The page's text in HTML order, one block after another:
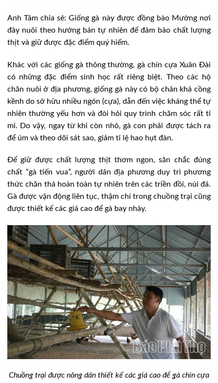
Anh Tâm chia sẻ: Giống gà này được đồng bào Mường nơi
đây nuôi theo hướng bán tự nhiên để đảm bảo chất lượng
thịt và giữ được đặc điểm quý hiếm.
Khác với các giống gà thông thường, gà chín cựa Xuân Đài
có những đặc điểm sinh học rất riêng biệt. Theo các hộ
chăn nuôi ở địa phương, giống gà này có bộ chân khá cồng
kềnh do sở hữu nhiều ngón (cựa), dẫn đến việc kháng thể tự
nhiên thường yếu hơn và đòi hỏi quy trình chăm sóc rất tỉ
mỉ. Do vậy, ngay từ khi còn nhỏ, gà con phải được tách ra
để úm và theo dõi sát sao, giảm tỉ lệ hao hụt đàn.
Để giữ được chất lượng thịt thơm ngon, săn chắc đúng
chất “gà tiến vua”, người dân địa phương duy trì phương
thức chăn thả hoàn toàn tự nhiên trên các triền đồi, núi đá.
Gà được vận động liên tục, thậm chí trong chuồng trại cũng
được thiết kế các giá cao để gà bay nhảy.
Chuồng trại được nông dân thiết kế các giá cao để gà chín cựa